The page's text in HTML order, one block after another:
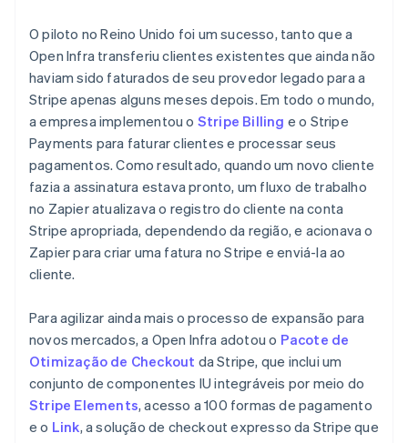
O piloto no Reino Unido foi um sucesso, tanto que a
Open Infra transferiu clientes existentes que ainda não
haviam sido faturados de seu provedor legado para a
Stripe apenas alguns meses depois. Em todo o mundo,
a empresa implementou o Stripe Billing e o Stripe
Payments para faturar clientes e processar seus
pagamentos. Como resultado, quando um novo cliente
fazia a assinatura estava pronto, um fluxo de trabalho
no Zapier atualizava o registro do cliente na conta
Stripe apropriada, dependendo da região, e acionava o
Zapier para criar uma fatura no Stripe e enviá-la ao
cliente.
Para agilizar ainda mais o processo de expansão para
novos mercados, a Open Infra adotou o Pacote de
Otimização de Checkout da Stripe, que inclui um
conjunto de componentes IU integráveis por meio do
Stripe Elements, acesso a 100 formas de pagamento
e o Link, a solução de checkout expresso da Stripe que